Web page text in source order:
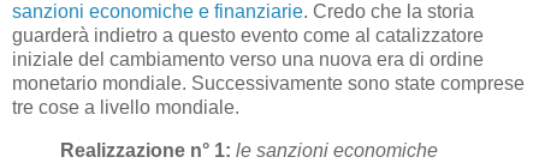
sanzioni economiche e finanziarie. Credo che la storia
guarderà indietro a questo evento come al catalizzatore
iniziale del cambiamento verso una nuova era di ordine
monetario mondiale. Successivamente sono state comprese
tre cose a livello mondiale.
Realizzazione n° 1: le sanzioni economiche